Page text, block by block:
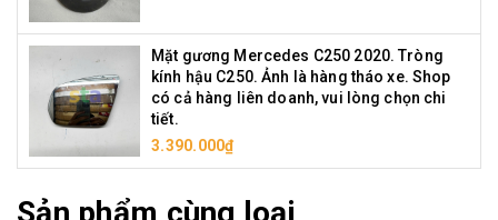
Mặt gương Mercedes C250 2020. Tròng
kính hậu C250. Ảnh là hàng tháo xe. Shop
có cả hàng liên doanh, vui lòng chọn chi
tiết.
3.390.000₫